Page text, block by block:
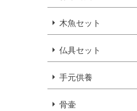
木魚セット
仏具セット
手元供養
骨壷